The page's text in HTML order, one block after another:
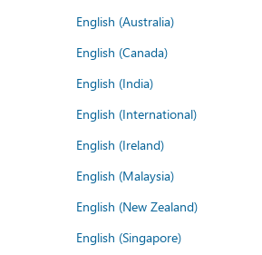
English (Australia)
English (Canada)
English (India)
English (International)
English (Ireland)
English (Malaysia)
English (New Zealand)
English (Singapore)